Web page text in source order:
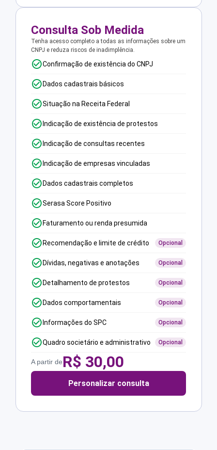
Consulta Sob Medida
Tenha acesso completo a todas as informações sobre um
CNPJ e reduza riscos de inadimplência.
Confirmação de existência do CNPJ
Dados cadastrais básicos
Situação na Receita Federal
Indicação de existência de protestos
Indicação de consultas recentes
Indicação de empresas vinculadas
Dados cadastrais completos
Serasa Score Positivo
Faturamento ou renda presumida
Recomendação e limite de crédito Opcional
Dívidas, negativas e anotações Opcional
Detalhamento de protestos Opcional
Dados comportamentais Opcional
Informações do SPC Opcional
Quadro societário e administrativo Opcional
A partir deR$ 30,00
Personalizar consulta